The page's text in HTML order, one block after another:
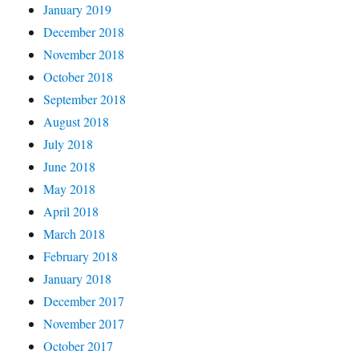
January 2019
December 2018
November 2018
October 2018
September 2018
August 2018
July 2018
June 2018
May 2018
April 2018
March 2018
February 2018
January 2018
December 2017
November 2017
October 2017